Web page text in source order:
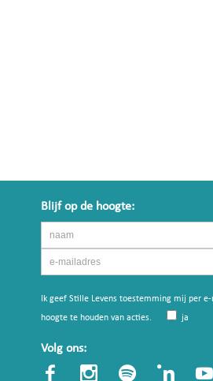
Blijf op de hoogte:
Ik geef Stille Levens toestemming mij per
hoogte te houden van acties.
ja
Volg ons: